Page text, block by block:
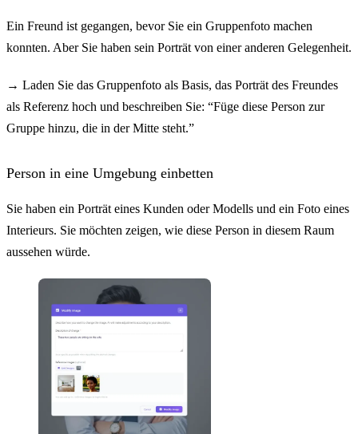
Ein Freund ist gegangen, bevor Sie ein Gruppenfoto machen
konnten. Aber Sie haben sein Porträt von einer anderen Gelegenheit.
→ Laden Sie das Gruppenfoto als Basis, das Porträt des Freundes
als Referenz hoch und beschreiben Sie: “Füge diese Person zur
Gruppe hinzu, die in der Mitte steht.”
Person in eine Umgebung einbetten
Sie haben ein Porträt eines Kunden oder Modells und ein Foto eines
Interieurs. Sie möchten zeigen, wie diese Person in diesem Raum
aussehen würde.